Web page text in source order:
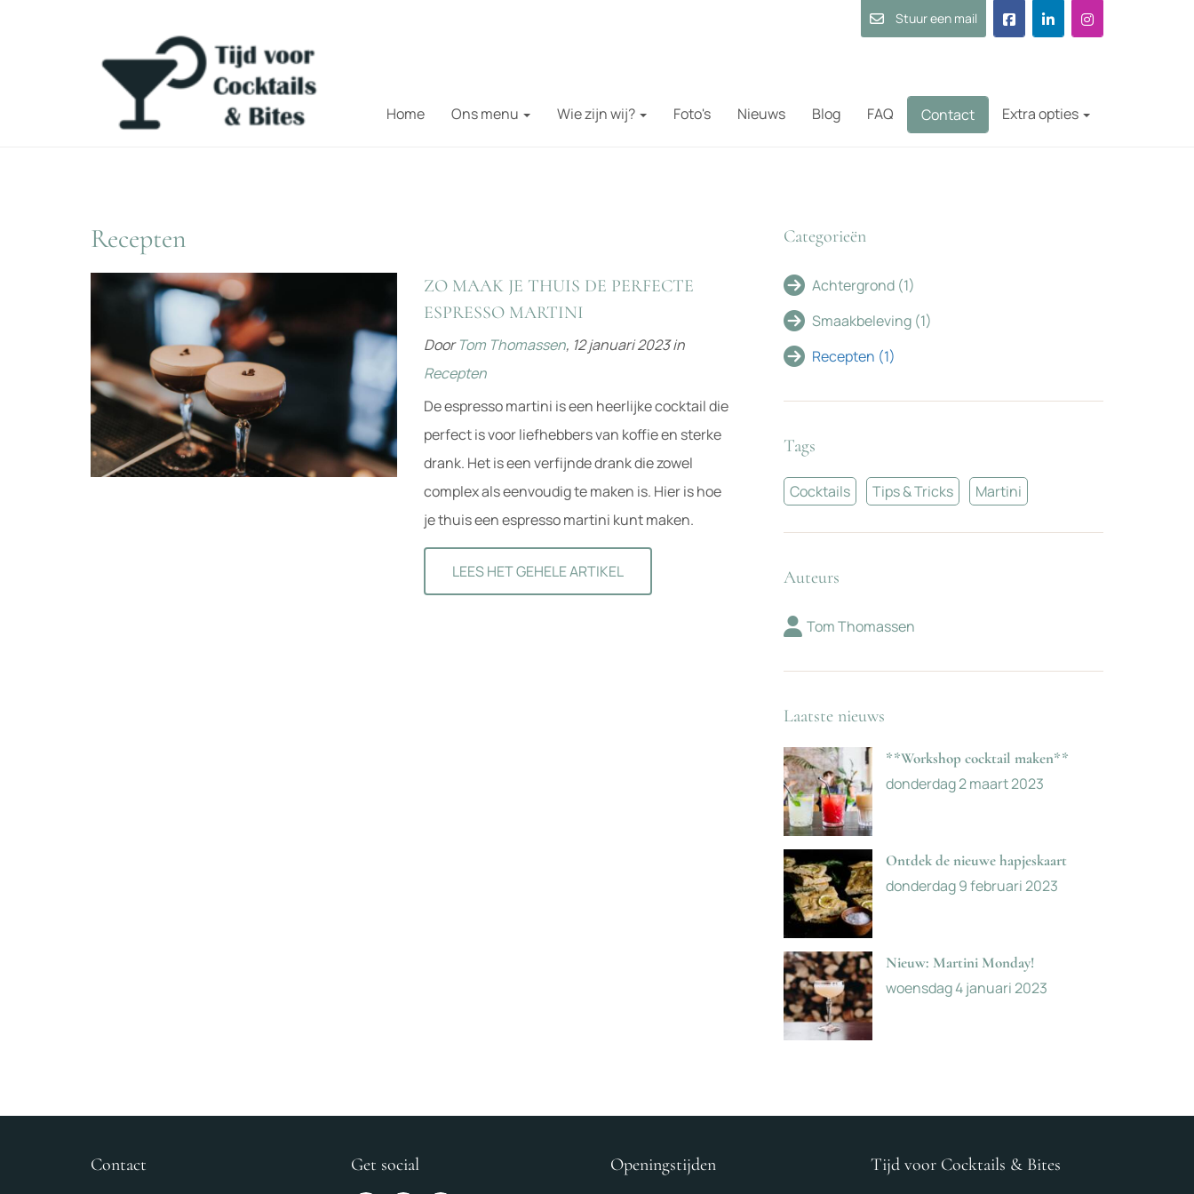
Stuur een mail
Home Ons menu Wie zijn wij? Foto's Nieuws Blog FAQ Contact Extra opties
Recepten
ZO MAAK JE THUIS DE PERFECTE
ESPRESSO MARTINI
DoorTom Thomassen, 12 januari 2023in
Recepten
De espresso martini is een heerlijke cocktail die
perfect is voor liefhebbers van koffie en sterke
drank. Het is een verfijnde drank die zowel
complex als eenvoudig te maken is. Hier is hoe
je thuis een espresso martini kunt maken.
LEES HET GEHELE ARTIKEL
Categorieën
Achtergrond (1)
Smaakbeleving (1)
Recepten (1)
Tags
Cocktails Tips & Tricks Martini
Auteurs
Tom Thomassen
Laatste nieuws
**Workshop cocktail maken**
donderdag 2 maart 2023
Ontdek de nieuwe hapjeskaart
donderdag 9 februari 2023
Nieuw: Martini Monday!
woensdag 4 januari 2023
Contact Get social Openingstijden Tijd voor Cocktails & Bites